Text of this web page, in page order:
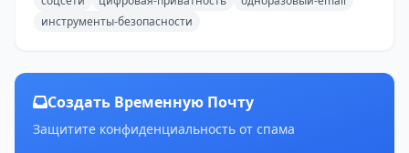
инструменты-безопасности
Создать Временную Почту
Защитите конфиденциальность от спама